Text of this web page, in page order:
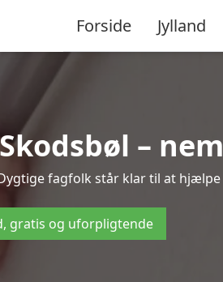
Forside Jylland
–
fagfolk står klar til at
gratis og uforpligtende